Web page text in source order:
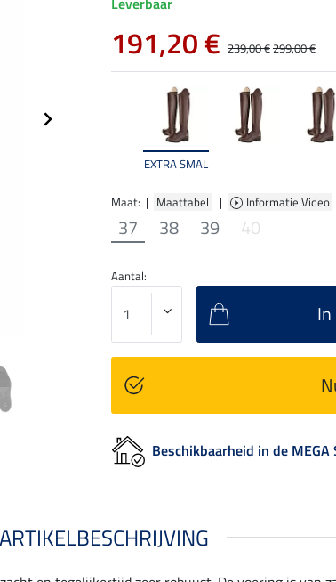
EXTRA SMAL
Maat: | Maattabel | Informatie Video
37 38 39 40
191,20 € 239,00 €299,00 €
Aantal:
Beschikbaarheid in de MEGA
ARTIKELBESCHRIJVING